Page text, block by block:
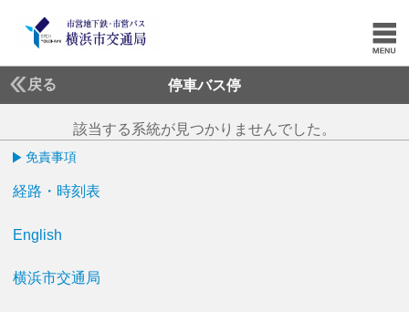
戻る 停車バス停
該当する系統が見つかりませんでした。
免責事項
経路・時刻表
English
横浜市交通局